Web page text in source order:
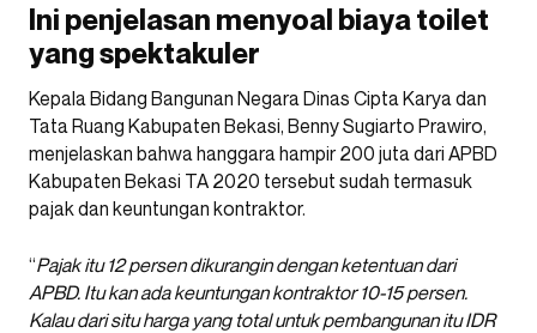
Ini penjelasan menyoal biaya toilet
yang spektakuler
Kepala Bidang Bangunan Negara Dinas Cipta Karya dan
Tata Ruang Kabupaten Bekasi, Benny Sugiarto Prawiro,
menjelaskan bahwa hanggara hampir 200 juta dari APBD
Kabupaten Bekasi TA 2020 tersebut sudah termasuk
pajak dan keuntungan kontraktor.
“Pajak itu 12 persen dikurangin dengan ketentuan dari
APBD. Itu kan ada keuntungan kontraktor 10-15 persen.
Kalau dari situ harga yang total untuk pembangunan itu IDR